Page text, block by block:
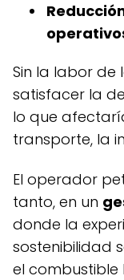
Reducción de riesgos y costes
Sin la labor de los operadores, sería difícil
satisfacer la
lo que
transporte, la
El operador petrolífero se convierte, por
tanto, en un
donde la
sostenibilidad
el combustible